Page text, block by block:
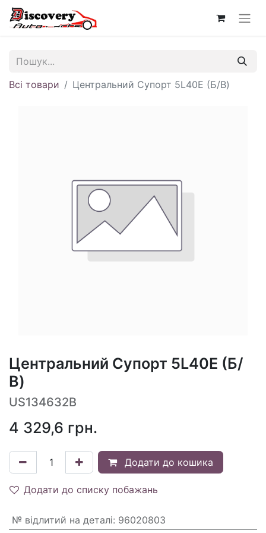
Всі товари Центральний Супорт 5L40E (Б/В)
Центральний Супорт 5L40E (Б/
В)
US134632B
4 329,6 грн.
Додати до кошика
Додати до списку побажань
№ відлитий на деталі: 96020803